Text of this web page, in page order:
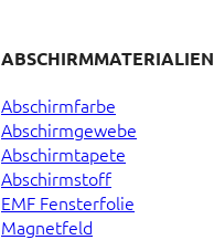
ABSCHIRMMATERIALIEN
Abschirmfarbe
Abschirmgewebe
Abschirmtapete
Abschirmstoff
EMF Fensterfolie
Magnetfeld